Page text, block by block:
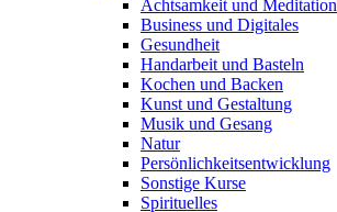
Achtsamkeit und Meditation
Business und Digitales
Gesundheit
Handarbeit und Basteln
Kochen und Backen
Kunst und Gestaltung
Musik und Gesang
Natur
Persönlichkeitsentwicklung
Sonstige Kurse
Spirituelles